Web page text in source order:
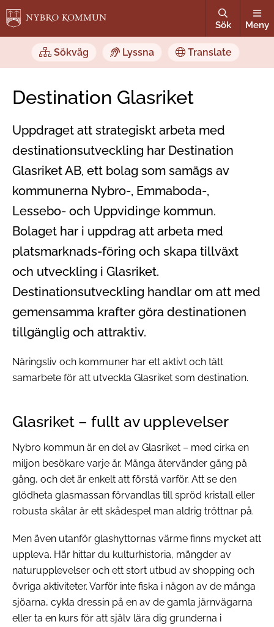
Sök Meny
Sökväg Lyssna Translate
Destination Glasriket
Uppdraget att strategiskt arbeta med
destinationsutveckling har Destination
Glasriket AB, ett bolag som samägs av
kommunerna Nybro-, Emmaboda-,
Lessebo- och Uppvidinge kommun.
Bolaget har i uppdrag att arbeta med
platsmarknads-föring och skapa tillväxt
och utveckling i Glasriket.
Destinationsutveckling handlar om att med
gemensamma krafter göra destinationen
tillgänglig och attraktiv.
Näringsliv och kommuner har ett aktivt och tätt
samarbete för att utveckla Glasriket som destination.
Glasriket – fullt av upplevelser
Nybro kommun är en del av Glasriket – med cirka en
miljon besökare varje år. Många återvänder gång på
gång, och det är enkelt att förstå varför. Att se den
glödheta glasmassan förvandlas till spröd kristall eller
robusta skålar är ett skådespel man aldrig tröttnar på.
Men även utanför glashyttornas värme finns mycket att
uppleva. Här hittar du kulturhistoria, mängder av
naturupplevelser och ett stort utbud av shopping och
övriga aktiviteter. Varför inte fiska i någon av de många
sjöarna, cykla dressin på en av de gamla järnvägarna
eller ta en kurs för att själv lära dig grunderna i